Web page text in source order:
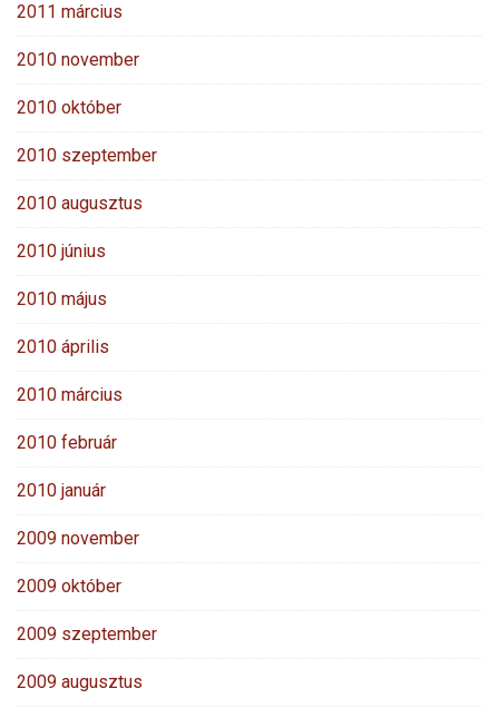
2011 március
2010 november
2010 október
2010 szeptember
2010 augusztus
2010 június
2010 május
2010 április
2010 március
2010 február
2010 január
2009 november
2009 október
2009 szeptember
2009 augusztus